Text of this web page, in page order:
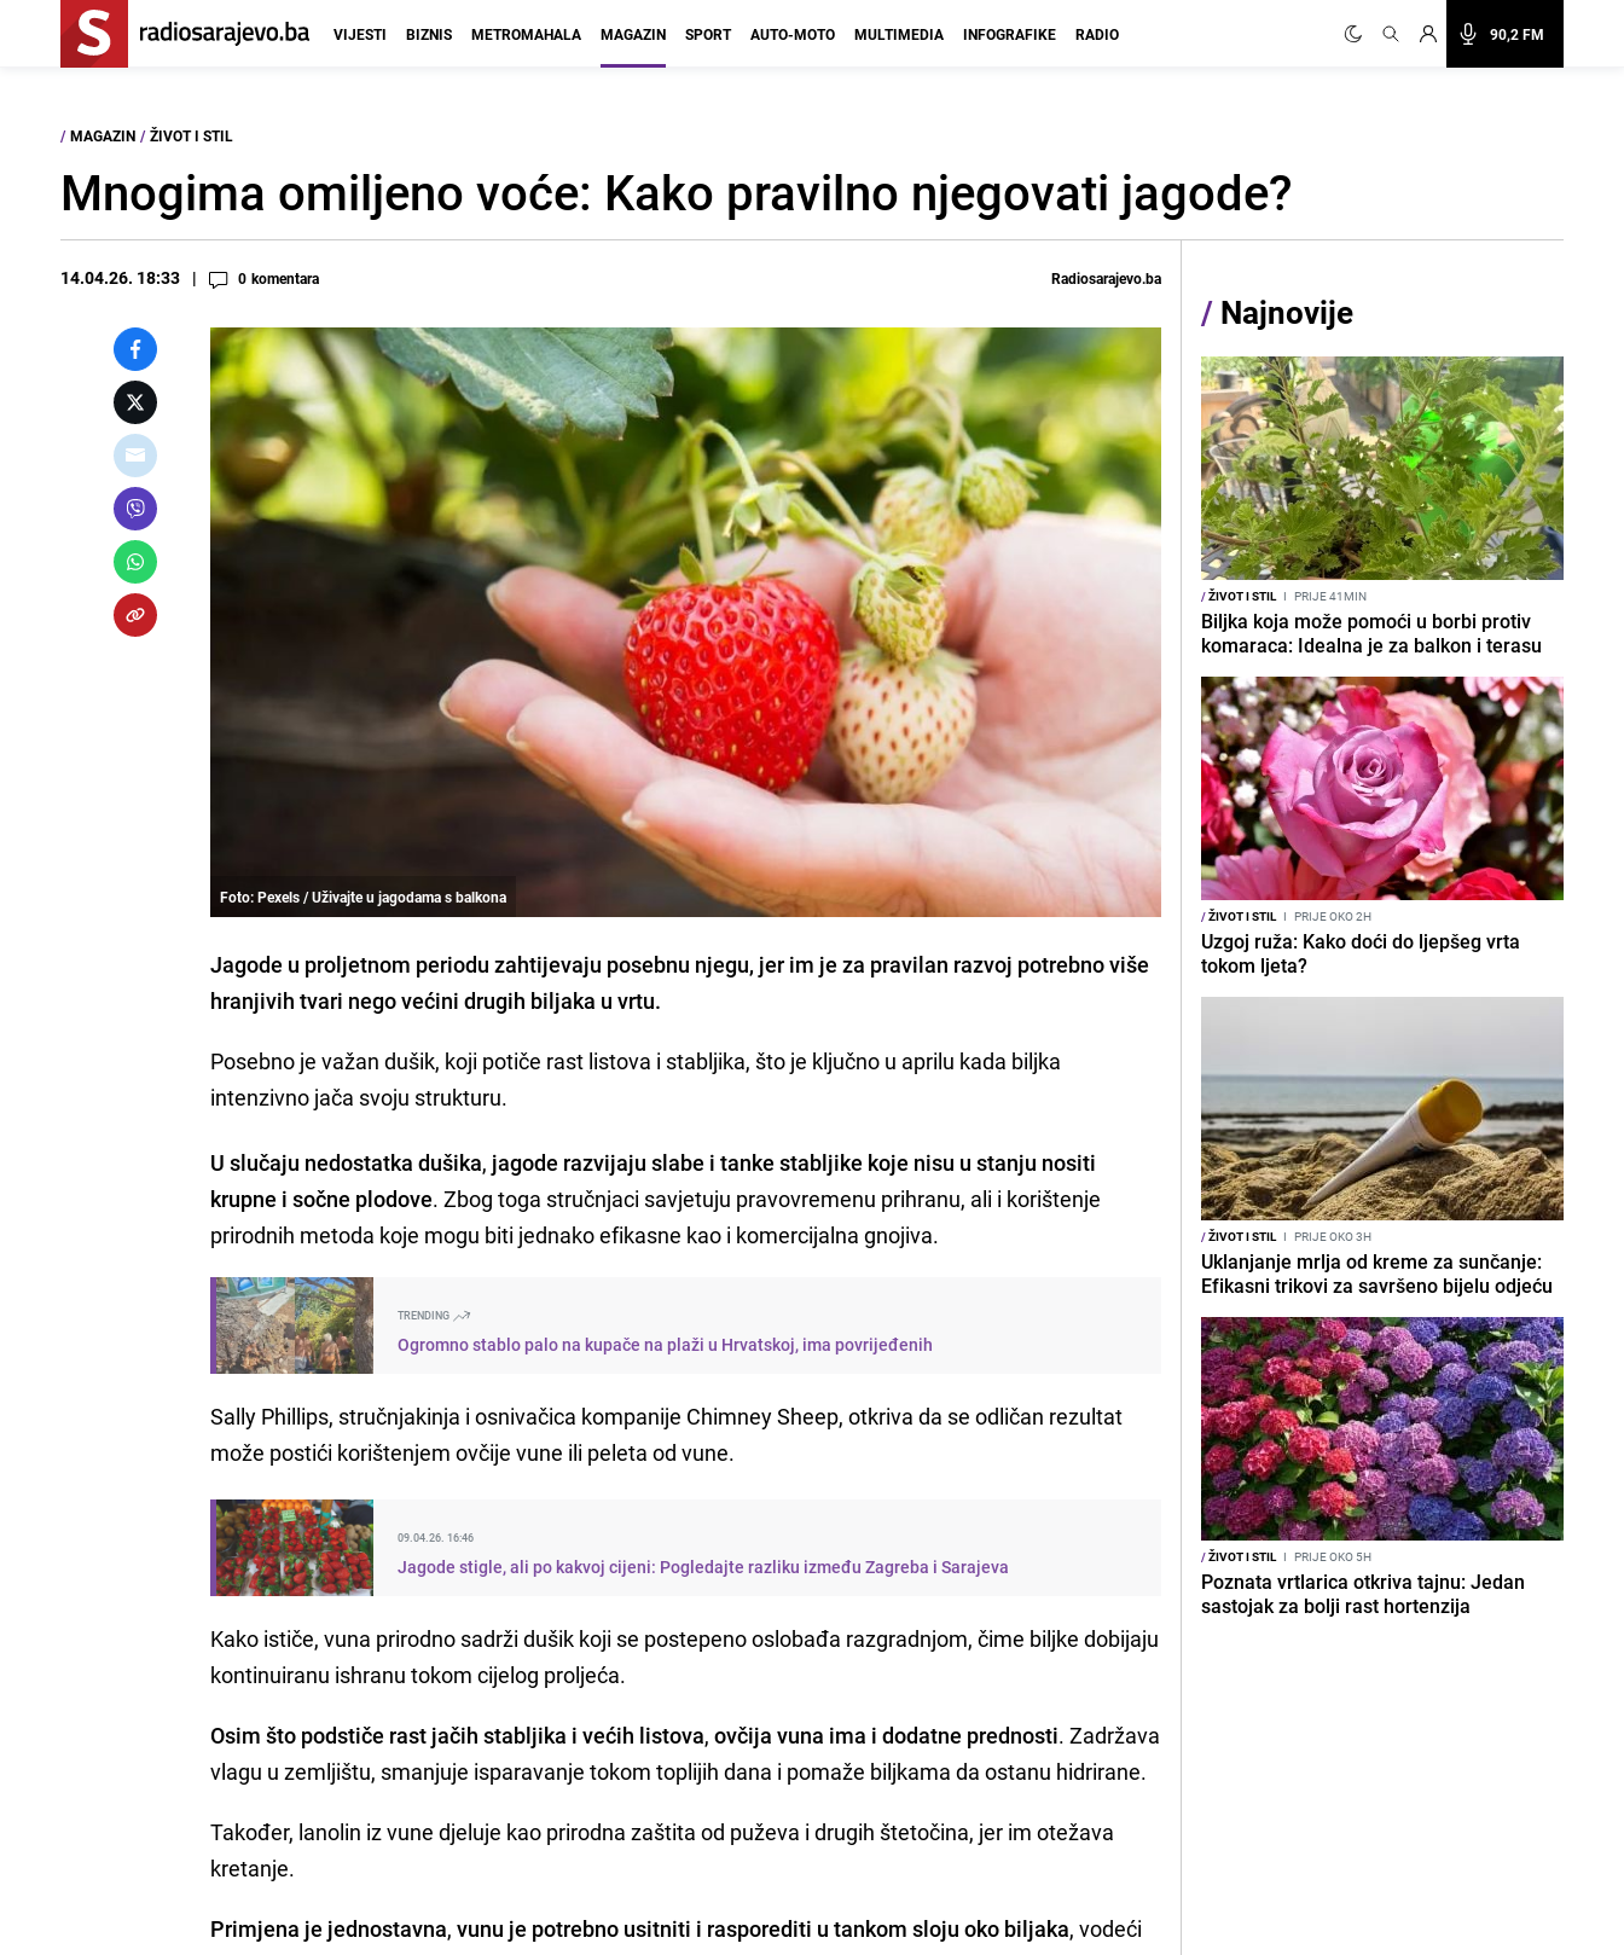
90,2 FM
VIJESTI BIZNIS METROMAHALA MAGAZIN SPORT AUTO-MOTO MULTIMEDIA INFOGRAFIKE RADIO
/ MAGAZIN / ŽIVOT I STIL
Mnogima omiljeno voće: Kako pravilno njegovati jagode?
14.04.26. 18:33 0 komentara Radiosarajevo.ba
Foto: Pexels / Uživajte u jagodama s balkona
Jagode u proljetnom periodu zahtijevaju posebnu njegu, jer im je za pravilan razvoj potrebno više
hranjivih tvari nego većini drugih biljaka u vrtu.
Posebno je važan dušik, koji potiče rast listova i stabljika, što je ključno u aprilu kada biljka
intenzivno jača svoju strukturu.
U slučaju nedostatka dušika, jagode razvijaju slabe i tanke stabljike koje nisu u stanju nositi
krupne i sočne plodove. Zbog toga stručnjaci savjetuju pravovremenu prihranu, ali i korištenje
prirodnih metoda koje mogu biti jednako efikasne kao i komercijalna gnojiva.
TRENDING
Ogromno stablo palo na kupače na plaži u Hrvatskoj, ima povrijeđenih
Sally Phillips, stručnjakinja i osnivačica kompanije Chimney Sheep, otkriva da se odličan rezultat
može postići korištenjem ovčije vune ili peleta od vune.
09.04.26. 16:46
Jagode stigle, ali po kakvoj cijeni: Pogledajte razliku između Zagreba i Sarajeva
Kako ističe, vuna prirodno sadrži dušik koji se postepeno oslobađa razgradnjom, čime biljke dobijaju
kontinuiranu ishranu tokom cijelog proljeća.
Osim što podstiče rast jačih stabljika i većih listova,ovčija vuna ima i dodatne prednosti. Zadržava
vlagu u zemljištu, smanjuje isparavanje tokom toplijih dana i pomaže biljkama da ostanu hidrirane.
Također, lanolin iz vune djeluje kao prirodna zaštita od puževa i drugih štetočina, jer im otežava
kretanje.
Primjena je jednostavna,vunu je potrebno usitniti i rasporediti u tankom sloju oko biljaka, vodeći
/ Najnovije
/ŽIVOT I STIL I PRIJE 41MIN
Biljka koja može pomoći u borbi protiv
komaraca: Idealna je za balkon i terasu
/ŽIVOT I STIL I PRIJE OKO 2H
Uzgoj ruža: Kako doći do ljepšeg vrta
tokom ljeta?
/ŽIVOT I STIL I PRIJE OKO 3H
Uklanjanje mrlja od kreme za sunčanje:
Efikasni trikovi za savršeno bijelu odjeću
/ŽIVOT I STIL I PRIJE OKO 5H
Poznata vrtlarica otkriva tajnu: Jedan
sastojak za bolji rast hortenzija